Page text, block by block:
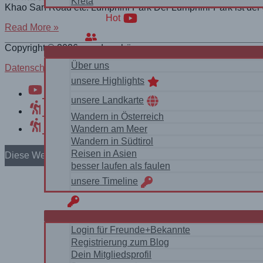
Hot
Über uns
unsere Highlights
unsere Landkarte
Wandern in Österreich
Wandern am Meer
Wandern in Südtirol
Reisen in Asien
besser laufen als faulen
unsere Timeline
Login für Freunde+Bekannte
Registrierung zum Blog
Dein Mitgliedsprofil
Khao San Road etc. Lumphini Park Der Lumphini-Park ist
Bangkok
Sightseeing
Tempel
Read More »
Copyright © 2026wanderschön
Datenschutzerklärung Impressum
Komoot
Outdooractive
Diese Website benutzt Cookies. Wenn du die Website weiter